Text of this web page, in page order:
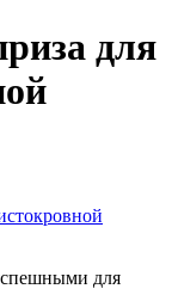
для
для